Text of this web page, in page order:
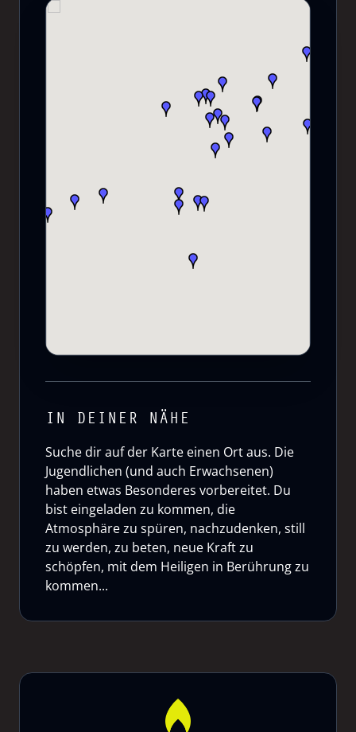
IN DEINER NÄHE
Suche dir auf der Karte einen Ort aus. Die
Jugendlichen (und auch Erwachsenen)
haben etwas Besonderes vorbereitet. Du
bist eingeladen zu kommen, die
Atmosphäre zu spüren, nachzudenken, still
zu werden, zu beten, neue Kraft zu
schöpfen, mit dem Heiligen in Berührung zu
kommen...